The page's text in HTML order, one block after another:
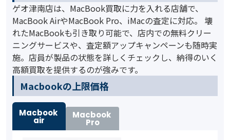
ゲオ津南店は、MacBook買取に力を入れる店舗で、
MacBook AirやMacBook Pro、iMacの査定に対応。 壊
れたMacBookも引き取り可能で、店内での無料クリー
ニングサービスや、査定額アップキャンペーンも随時実
施。店員が製品の状態を詳しくチェックし、納得のいく
高額買取を提供するのが強みです。
️Macbookの上限価格
Macbook
air Macbook
Pro